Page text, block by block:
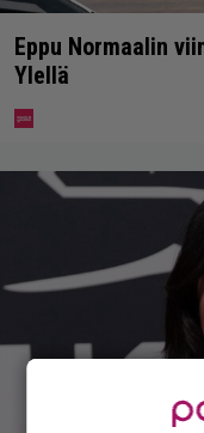
Eppu Normaalin
Ylellä